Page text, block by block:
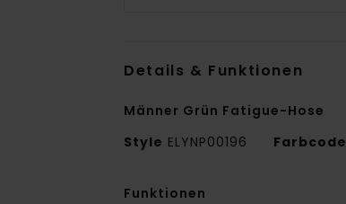
Details & Funktionen
Männer Grün Fatigue-Hose
Style ELYNP00196 Farbcode
Funktionen